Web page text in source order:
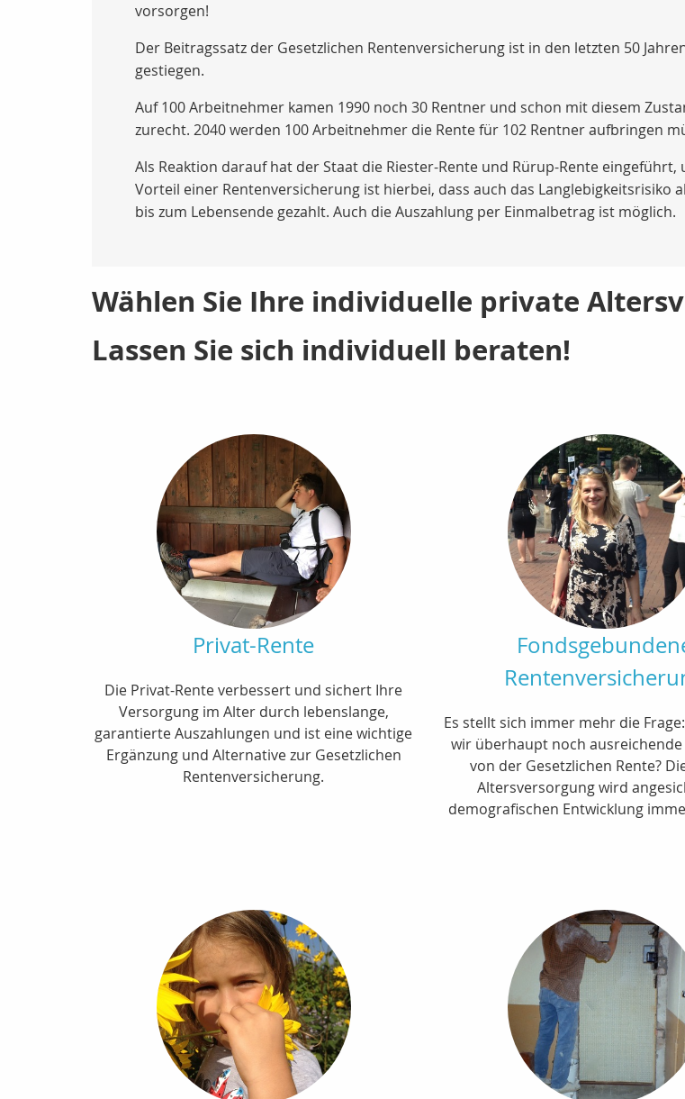
vorsorgen!
Der Beitragssatz der Gesetzlichen Rentenversicherung ist in den letzten 50
gestiegen.
Auf 100 Arbeitnehmer kamen 1990 noch 30 Rentner und schon mit diesem
zurecht. 2040 werden 100 Arbeitnehmer die Rente für 102 Rentner aufbringen
Als Reaktion darauf hat der Staat die Riester-Rente und Rürup-Rente
Vorteil einer Rentenversicherung ist hierbei, dass auch das Langlebigkeitsrisiko
bis zum Lebensende gezahlt. Auch die Auszahlung per Einmalbetrag ist möglich.
Wählen Sie Ihre individuelle private
Lassen Sie sich individuell beraten!
Privat-Rente
Die Privat-Rente verbessert und sichert Ihre
Versorgung im Alter durch lebenslange,
garantierte Auszahlungen und ist eine wichtige
Ergänzung und Alternative zur Gesetzlichen
Rentenversicherung.
Es stellt sich immer mehr die
wir überhaupt noch ausreichende
von der Gesetzlichen Rente?
Altersversorgung wird
demografischen Entwicklung